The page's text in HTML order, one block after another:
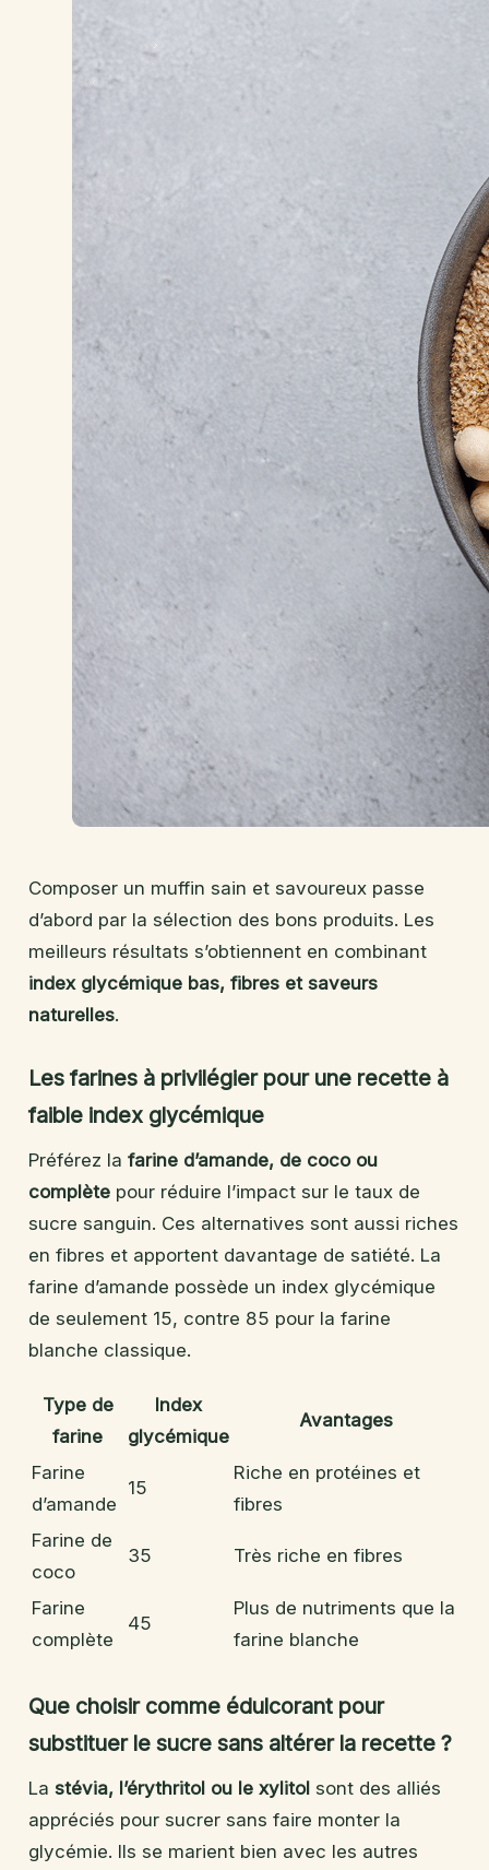
Composer un muffin sain et savoureux passe
d’abord par la sélection des bons produits. Les
meilleurs résultats s’obtiennent en combinant
index glycémique bas, fibres et saveurs
naturelles.
Les farines à privilégier pour une recette à
faible index glycémique
Préférez la farine d’amande, de coco ou
complète pour réduire l’impact sur le taux de
sucre sanguin. Ces alternatives sont aussi riches
en fibres et apportent davantage de satiété. La
farine d’amande possède un index glycémique
de seulement 15, contre 85 pour la farine
blanche classique.
Type de
farine
Index
glycémique
Avantages
Farine
d’amande
15
Riche en protéines et
fibres
Farine de
coco
35 Très riche en fibres
Farine
complète
45
Plus de nutriments que la
farine blanche
Que choisir comme édulcorant pour
substituer le sucre sans altérer la recette ?
La stévia, l’érythritol ou le xylitol sont des alliés
appréciés pour sucrer sans faire monter la
glycémie. Ils se marient bien avec les autres